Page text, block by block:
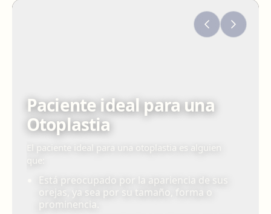
Paciente ideal para una
Otoplastia
El paciente ideal para una otoplastia es alguien
que:
Está preocupado por la apariencia de sus
orejas, ya sea por su tamaño, forma o
prominencia.